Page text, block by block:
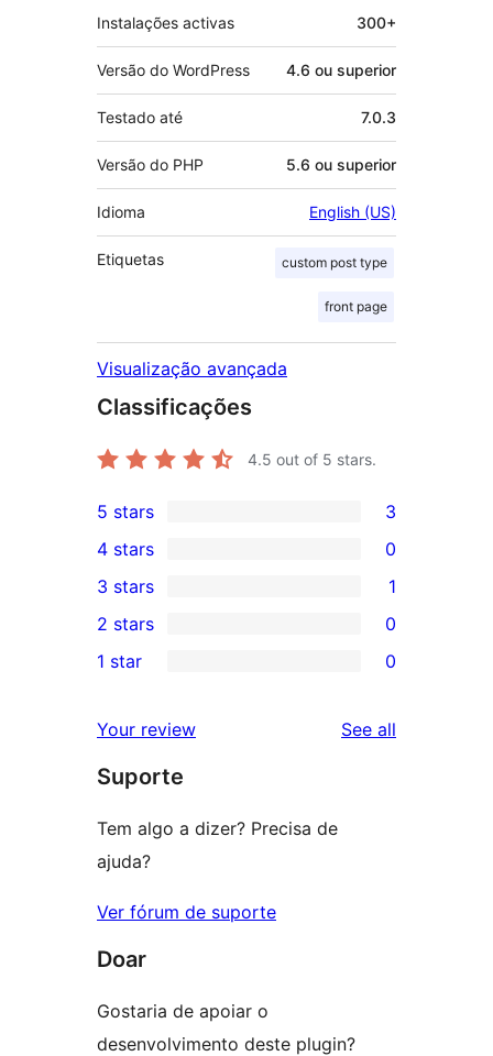
Instalações activas 300+
Versão do WordPress 4.6 ou superior
Testado até 7.0.3
Versão do PHP 5.6 ou superior
Idioma English (US)
Etiquetas custom post type
front page
Visualização avançada
Classificações
4.5 out of 5 stars.
3
5-
star
reviews
5 stars 3
4-
star
reviews
4 stars 0
1
3-
star
3 stars 1
2-
reviews
2 stars 0
star
reviews
1 star 0
Your review See all
Suporte
Tem algo a dizer? Precisa de
ajuda?
Ver fórum de suporte
Doar
Gostaria de apoiar o
desenvolvimento deste plugin?